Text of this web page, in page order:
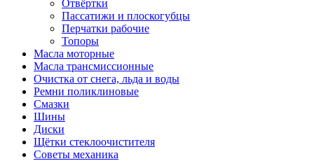
Отвёртки
Пассатижи и плоскогубцы
Перчатки рабочие
Топоры
Масла моторные
Масла трансмиссионные
Очистка от снега, льда и воды
Ремни поликлиновые
Смазки
Шины
Диски
Щётки стеклоочистителя
Советы механика